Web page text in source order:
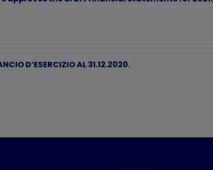
D’ESERCIZIO AL 31.12.2020.